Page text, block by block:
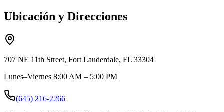
Ubicación y Direcciones
707 NE 11th Street, Fort Lauderdale, FL 33304
Lunes–Viernes 8:00 AM – 5:00 PM
(645) 216-2266